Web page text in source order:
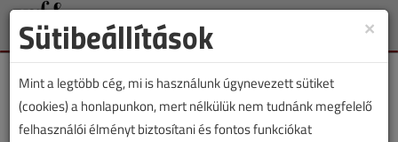
Toggle
×
Sütibeállítások
Mint a legtöbb cég, mi is használunk úgynevezett sütiket
(cookies) a honlapunkon, mert nélkülük nem tudnánk megfelelő
felhasználói élményt biztosítani és fontos funkciókat